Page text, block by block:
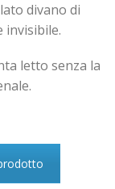
divano di
invisibile.
letto senza la